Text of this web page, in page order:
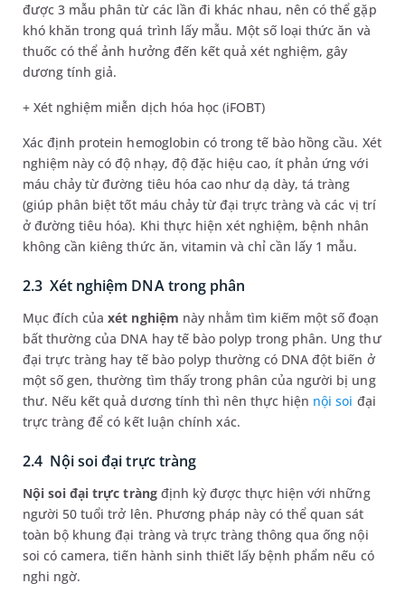
được 3 mẫu phân từ các lần đi khác nhau, nên có thể gặp
khó khăn trong quá trình lấy mẫu. Một số loại thức ăn và
thuốc có thể ảnh hưởng đến kết quả xét nghiệm, gây
dương tính giả.
+ Xét nghiệm miễn dịch hóa học (iFOBT)
Xác định protein hemoglobin có trong tế bào hồng cầu. Xét
nghiệm này có độ nhạy, độ đặc hiệu cao, ít phản ứng với
máu chảy từ đường tiêu hóa cao như dạ dày, tá tràng
(giúp phân biệt tốt máu chảy từ đại trực tràng và các vị trí
ở đường tiêu hóa). Khi thực hiện xét nghiệm, bệnh nhân
không cần kiêng thức ăn, vitamin và chỉ cần lấy 1 mẫu.
2.3 Xét nghiệm DNA trong phân
Mục đích của xét nghiệm này nhằm tìm kiếm một số đoạn
bất thường của DNA hay tế bào polyp trong phân. Ung thư
đại trực tràng hay tế bào polyp thường có DNA đột biến ở
một số gen, thường tìm thấy trong phân của người bị ung
thư. Nếu kết quả dương tính thì nên thực hiện nội soi đại
trực tràng để có kết luận chính xác.
2.4 Nội soi đại trực tràng
Nội soi đại trực tràng định kỳ được thực hiện với những
người 50 tuổi trở lên. Phương pháp này có thể quan sát
toàn bộ khung đại tràng và trực tràng thông qua ống nội
soi có camera, tiến hành sinh thiết lấy bệnh phẩm nếu có
nghi ngờ.